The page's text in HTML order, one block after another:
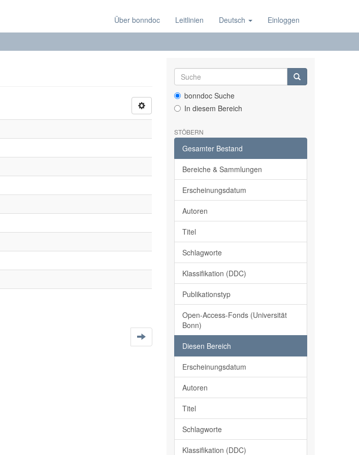
Über bonndoc Leitlinien Deutsch Einloggen
bonndoc Suche
In diesem Bereich
STÖBERN
Gesamter Bestand
Bereiche & Sammlungen
Erscheinungsdatum
Autoren
Titel
Schlagworte
Klassifikation (DDC)
Publikationstyp
Open-Access-Fonds (Universität
Bonn)
Diesen Bereich
Erscheinungsdatum
Autoren
Titel
Schlagworte
Klassifikation (DDC)